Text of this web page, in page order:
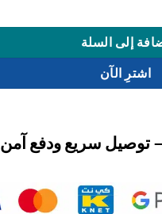
إلى السلة
اشترِ الآن
توصيل سريع ودفع آمن